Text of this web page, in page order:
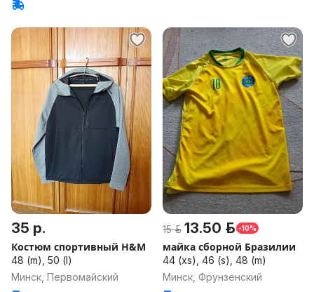
35 р.
Костюм спортивный H&M
48 (m), 50 (l)
Минск, Первомайский
15 р. 13.50 р. -10%
майка сборной Бразилии
44 (xs), 46 (s), 48 (m)
Минск, Фрунзенский